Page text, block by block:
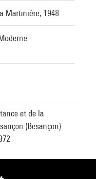
Martinière, 1948
et de la
(Besançon)